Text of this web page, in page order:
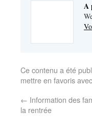
A
Ce contenu a été
mettre en favoris avec
← Information des
la rentrée